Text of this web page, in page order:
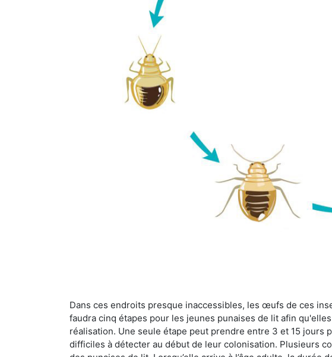
Dans ces endroits presque inaccessibles, les œufs de ces
faudra cinq étapes pour les jeunes punaises de lit afin
réalisation. Une seule étape peut prendre entre 3 et 15 jours
difficiles à détecter au début de leur colonisation. Plusieurs